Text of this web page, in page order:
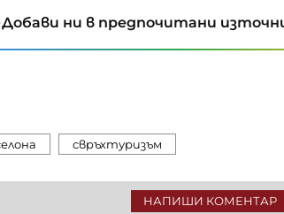
Добави ни в предпочитани
свръхтуризъм
НАПИШИ КОМЕНТАР